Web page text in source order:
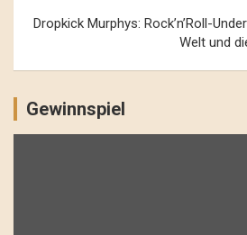
Dropkick Murphys: Rock’n’Roll-
Welt und
Gewinnspiel